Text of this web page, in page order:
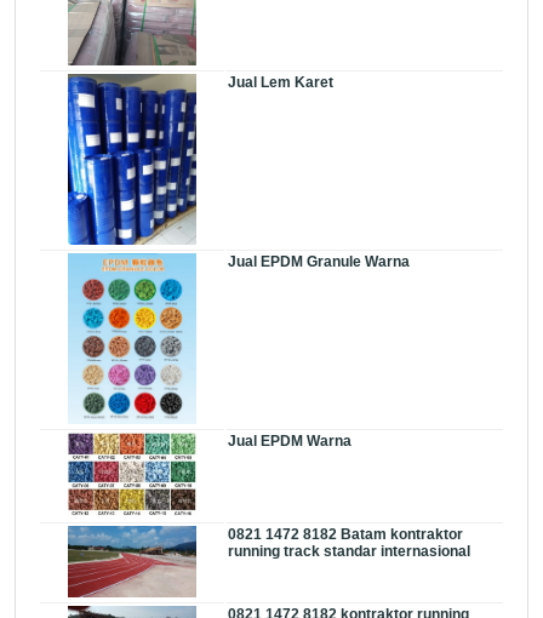
Jual Lem Karet
Jual EPDM Granule Warna
Jual EPDM Warna
0821 1472 8182 Batam kontraktor
running track standar internasional
0821 1472 8182 kontraktor running